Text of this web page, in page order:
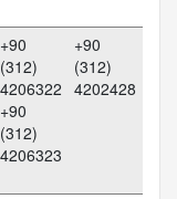
+90
(312)
4206322
+90
(312)
4206323
+90
(312)
4202428